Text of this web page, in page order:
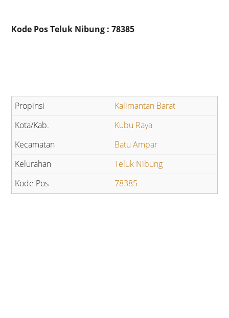
Kode Pos Teluk Nibung : 78385
Kalimantan Barat
Kubu Raya
Batu Ampar
Teluk Nibung
78385